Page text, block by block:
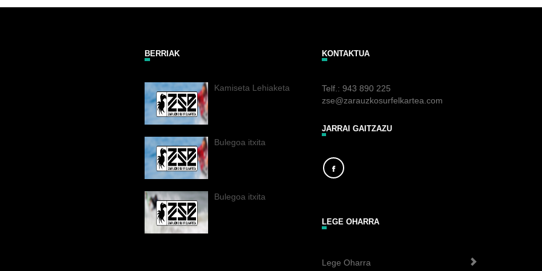
BERRIAK
Kamiseta Lehiaketa
Bulegoa itxita
Bulegoa itxita
KONTAKTUA
Telf.: 943 890 225
zse@zarauzkosurfelkartea.com
JARRAI GAITZAZU
LEGE OHARRA
Lege Oharra